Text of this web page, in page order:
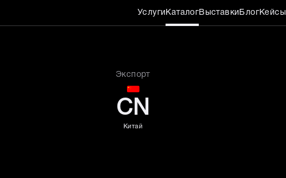
Услуги КаталогВыставки БлогКейсы
B
Экспорт
CN
Китай